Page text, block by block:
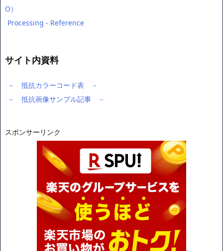
O）
Processing - Reference
サイト内資料
－ 抵抗カラーコード表 －
－ 抵抗画像サンプル記事 －
スポンサーリンク